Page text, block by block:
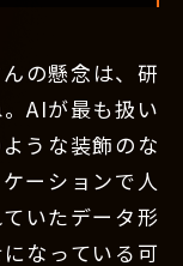
んの懸念は、研
AIが最も扱い
うな装飾のな
ーションで人
いたデータ形
なっている可